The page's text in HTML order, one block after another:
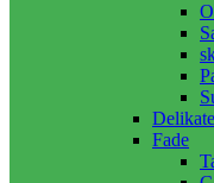
Fade